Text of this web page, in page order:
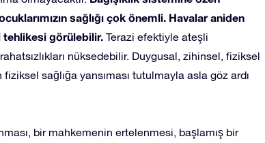
sağlığı çok önemli. Havalar aniden
tehlikesi görülebilir. Terazi efektiyle ateşli
nüksedebilir. Duygusal, zihinsel, fiziksel
sağlığa yansıması tutulmayla asla göz ardı
bir mahkemenin ertelenmesi, başlamış bir